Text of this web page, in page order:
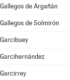
Gallegos de Argañán
Gallegos de Solmirón
Garcibuey
Garcihernández
Garcirrey